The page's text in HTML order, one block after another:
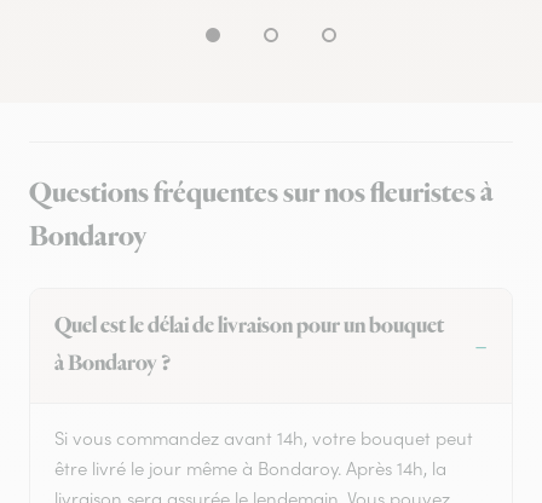
Questions fréquentes sur nos fleuristes à
Bondaroy
Quel est le délai de livraison pour un bouquet
à Bondaroy ?
Si vous commandez avant 14h, votre bouquet peut
être livré le jour même à Bondaroy. Après 14h, la